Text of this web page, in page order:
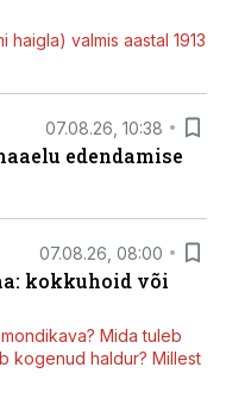
valmis aastal 1913
07.08.26, 10:38
edendamise
07.08.26, 08:00
kokkuhoid või
Mida tuleb
kogenud haldur? Millest